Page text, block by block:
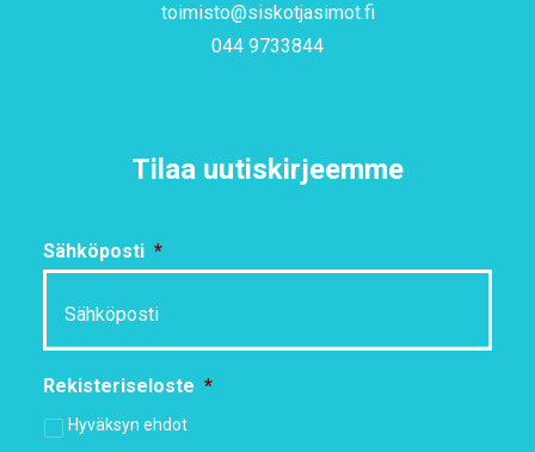
toimisto@siskotjasimot.fi
044 9733844
Tilaa uutiskirjeemme
Sähköposti *
Rekisteriseloste *
Hyväksyn ehdot